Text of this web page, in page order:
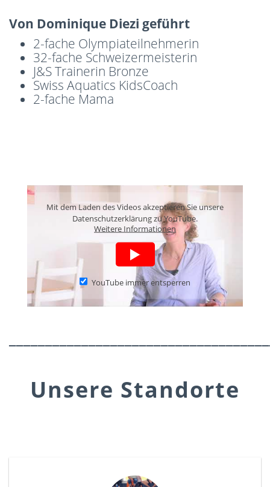
Von Dominique Diezi geführt
2-fache Olympiateilnehmerin
32-fache Schweizermeisterin
J&S Trainerin Bronze
Swiss Aquatics KidsCoach
2-fache Mama
Mit dem Laden des Videos akzeptieren Sie unsere
Datenschutzerklärung zu YouTube.
Weitere Informationen
YouTube immer entsperren
Unsere Standorte